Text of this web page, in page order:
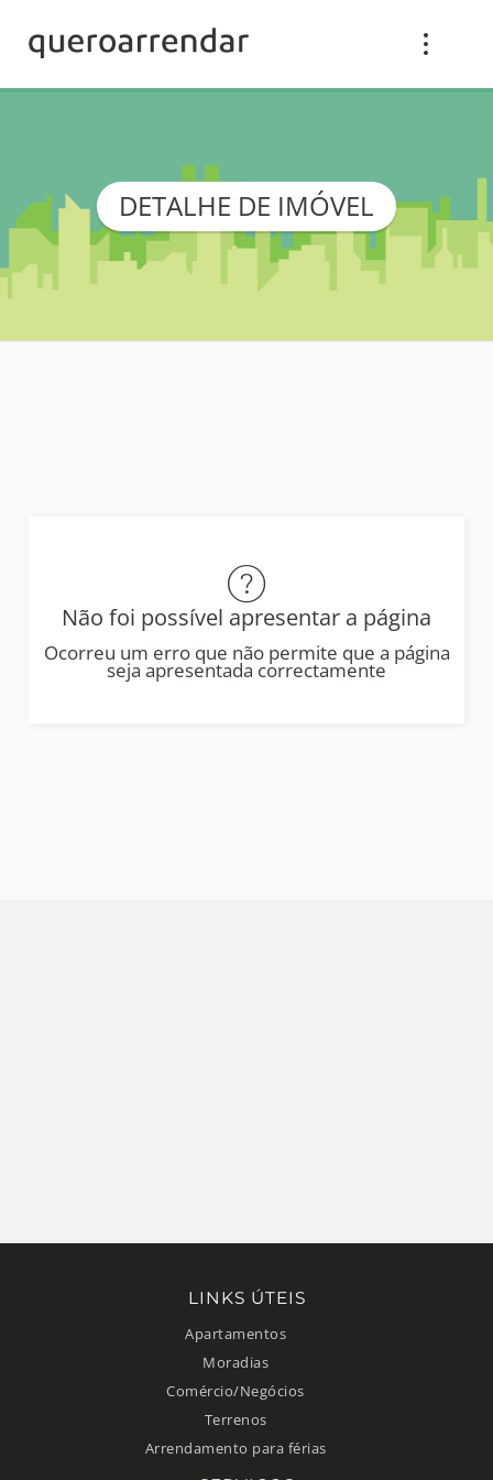
DETALHE DE IMÓVEL
Não foi possível apresentar a página
Ocorreu um erro que não permite que a página
seja apresentada correctamente
LINKS ÚTEIS
Apartamentos
Moradias
Comércio/Negócios
Terrenos
Arrendamento para férias